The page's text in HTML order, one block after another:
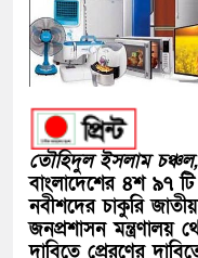
তৌহিদুল ইসলাম চঞ্চল,
বাংলাদেশের ৪শ ৯৭
নবীশদের চাকুরি
জনপ্রশাসন মন্ত্রণালয়
দাবিতে প্রেরণের